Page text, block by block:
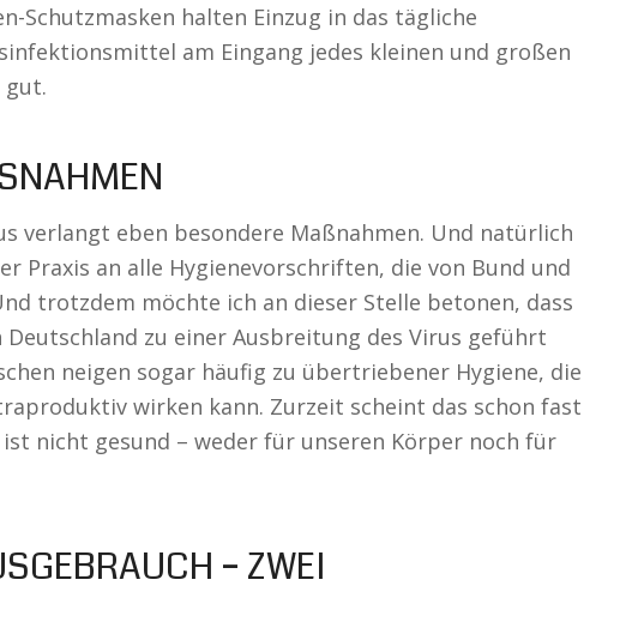
Schutzmasken halten Einzug in das tägliche
am Eingang jedes kleinen und großen
gut.
verlangt eben besondere Maßnahmen. Und natürlich
Praxis an alle Hygienevorschriften, die von Bund und
trotzdem möchte ich an dieser Stelle betonen, dass
zu einer Ausbreitung des Virus geführt
neigen sogar häufig zu übertriebener Hygiene, die
wirken kann. Zurzeit scheint das schon fast
nicht gesund – weder für unseren Körper noch für
– ZWEI